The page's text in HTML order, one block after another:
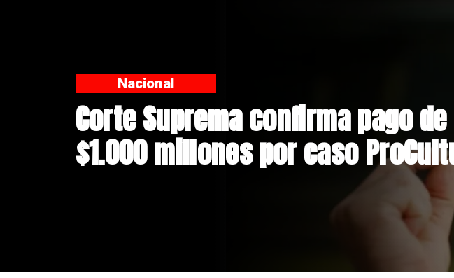
Codelco suspende construcción de
Andes Norte en El Teniente por
Nacional